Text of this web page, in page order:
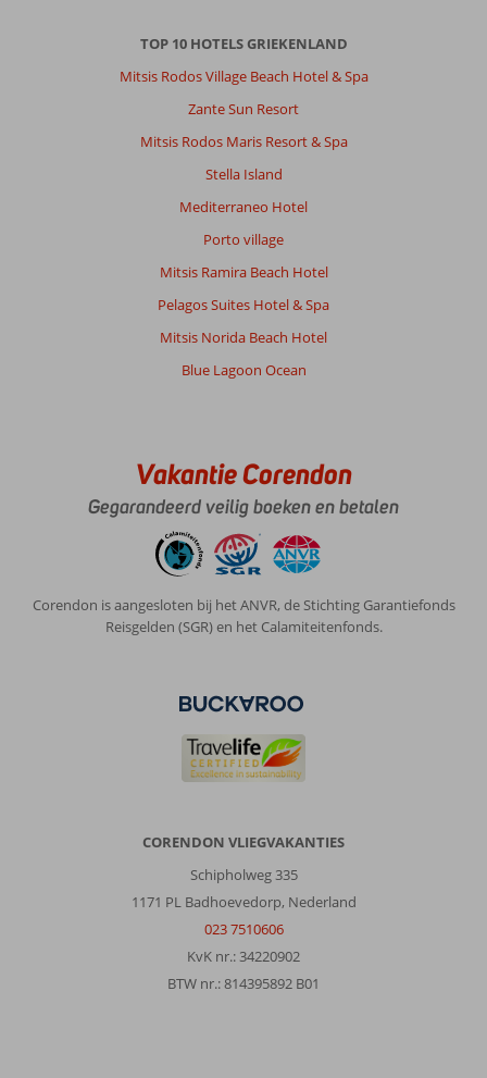
TOP 10 HOTELS GRIEKENLAND
Mitsis Rodos Village Beach Hotel & Spa
Zante Sun Resort
Mitsis Rodos Maris Resort & Spa
Stella Island
Mediterraneo Hotel
Porto village
Mitsis Ramira Beach Hotel
Pelagos Suites Hotel & Spa
Mitsis Norida Beach Hotel
Blue Lagoon Ocean
Vakantie Corendon
Gegarandeerd veilig boeken en betalen
Corendon is aangesloten bij het ANVR, de Stichting Garantiefonds
Reisgelden (SGR) en het Calamiteitenfonds.
CORENDON VLIEGVAKANTIES
Schipholweg 335
1171 PL Badhoevedorp, Nederland
023 7510606
KvK nr.: 34220902
BTW nr.: 814395892 B01